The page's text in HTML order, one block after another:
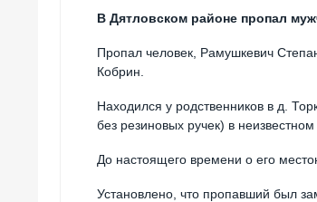
В Дятловском районе пропал
Пропал человек, Рамушкевич
Кобрин.
Находился у родственников в д.
без резиновых ручек) в
До настоящего времени о его
Установлено, что пропавший был